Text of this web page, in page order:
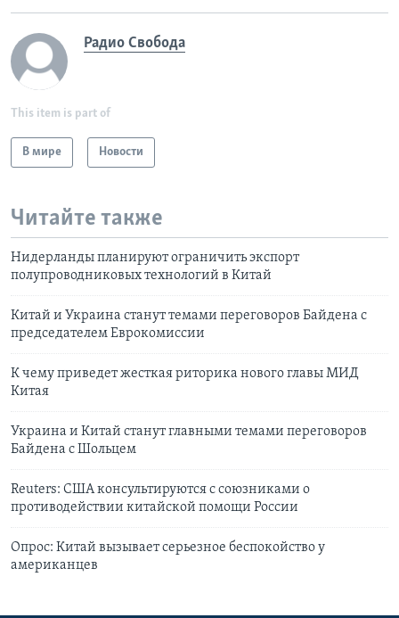
Радио Свобода
This item is part of
В мире Новости
Читайте также
Нидерланды планируют ограничить экспорт
полупроводниковых технологий в Китай
Китай и Украина станут темами переговоров Байдена с
председателем Еврокомиссии
К чему приведет жесткая риторика нового главы МИД
Китая
Украина и Китай станут главными темами переговоров
Байдена с Шольцем
Reuters: США консультируются с союзниками о
противодействии китайской помощи России
Опрос: Китай вызывает серьезное беспокойство у
американцев